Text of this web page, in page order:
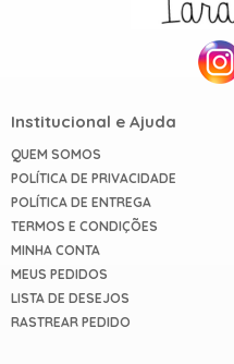
Institucional e Ajuda
QUEM SOMOS
POLÍTICA DE PRIVACIDADE
POLÍTICA DE ENTREGA
TERMOS E CONDIÇÕES
MINHA CONTA
MEUS PEDIDOS
LISTA DE DESEJOS
RASTREAR PEDIDO